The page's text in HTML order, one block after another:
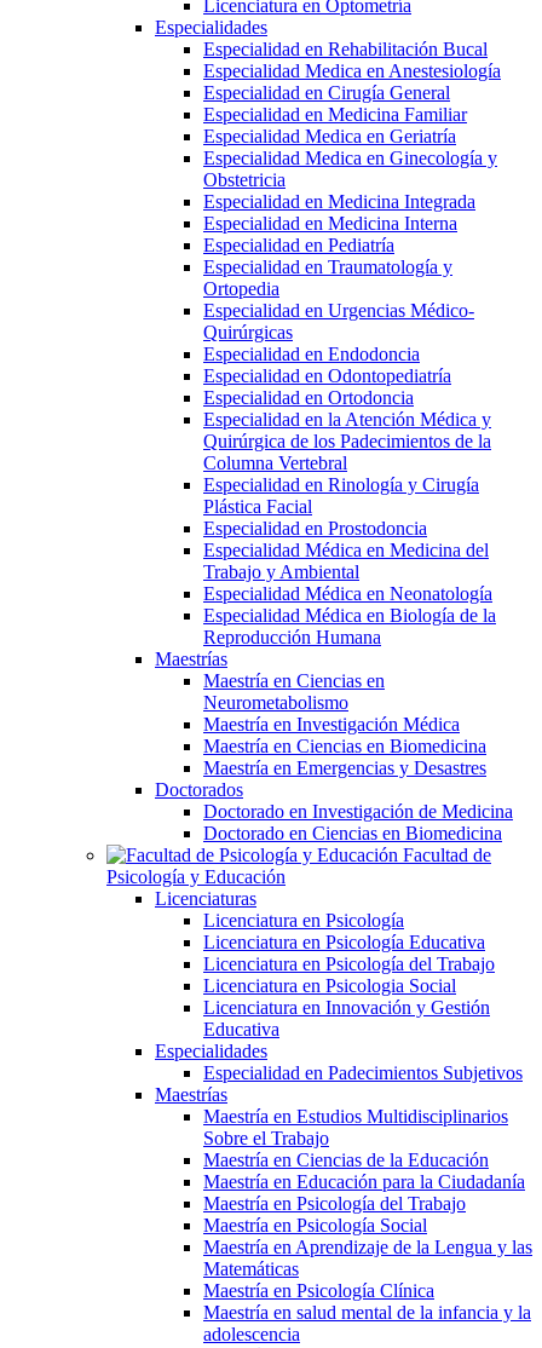
Licenciatura en Optometría
Especialidades
Especialidad en Rehabilitación Bucal
Especialidad Medica en Anestesiología
Especialidad en Cirugía General
Especialidad en Medicina Familiar
Especialidad Medica en Geriatría
Especialidad Medica en Ginecología y
Obstetricia
Especialidad en Medicina Integrada
Especialidad en Medicina Interna
Especialidad en Pediatría
Especialidad en Traumatología y
Ortopedia
Especialidad en Urgencias Médico-
Quirúrgicas
Especialidad en Endodoncia
Especialidad en Odontopediatría
Especialidad en Ortodoncia
Especialidad en la Atención Médica y
Quirúrgica de los Padecimientos de la
Columna Vertebral
Especialidad en Rinología y Cirugía
Plástica Facial
Especialidad en Prostodoncia
Especialidad Médica en Medicina del
Trabajo y Ambiental
Especialidad Médica en Neonatología
Especialidad Médica en Biología de la
Reproducción Humana
Maestrías
Maestría en Ciencias en
Neurometabolismo
Maestría en Investigación Médica
Maestría en Ciencias en Biomedicina
Maestría en Emergencias y Desastres
Doctorados
Doctorado en Investigación de Medicina
Doctorado en Ciencias en Biomedicina
Facultad de
Psicología y Educación
Licenciaturas
Licenciatura en Psicología
Licenciatura en Psicología Educativa
Licenciatura en Psicología del Trabajo
Licenciatura en Psicologia Social
Licenciatura en Innovación y Gestión
Educativa
Especialidades
Especialidad en Padecimientos Subjetivos
Maestrías
Maestría en Estudios Multidisciplinarios
Sobre el Trabajo
Maestría en Ciencias de la Educación
Maestría en Educación para la Ciudadanía
Maestría en Psicología del Trabajo
Maestría en Psicología Social
Maestría en Aprendizaje de la Lengua y las
Matemáticas
Maestría en Psicología Clínica
Maestría en salud mental de la infancia y la
adolescencia